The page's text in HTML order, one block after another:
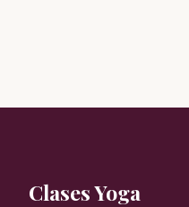
Clases Yoga